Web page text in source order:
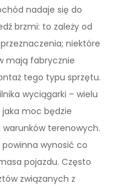
nadaje się do
brzmi: to zależy od
niektóre
mają fabrycznie
tego typu sprzętu.
wyciągarki – wielu
jaka moc będzie
terenowych.
wynosić co
pojazdu. Często
związanych z